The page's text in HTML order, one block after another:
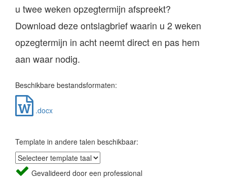
u twee weken opzegtermijn afspreekt?
Download deze ontslagbrief waarin u 2 weken
opzegtermijn in acht neemt direct en pas hem
aan waar nodig.
Beschikbare bestandsformaten:
.docx
Template in andere talen beschikbaar:
Gevalideerd door een professional